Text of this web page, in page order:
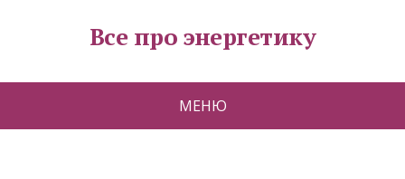
Все про энергетику
МЕНЮ